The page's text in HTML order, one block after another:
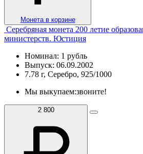
Монета в корзине
Серебряная монета 200 летие
министерств. Юстиция
Номинал: 1 рубль
Выпуск: 06.09.2002
7.78 г, Серебро, 925/1000
Мы выкупаем:звоните!
2 800